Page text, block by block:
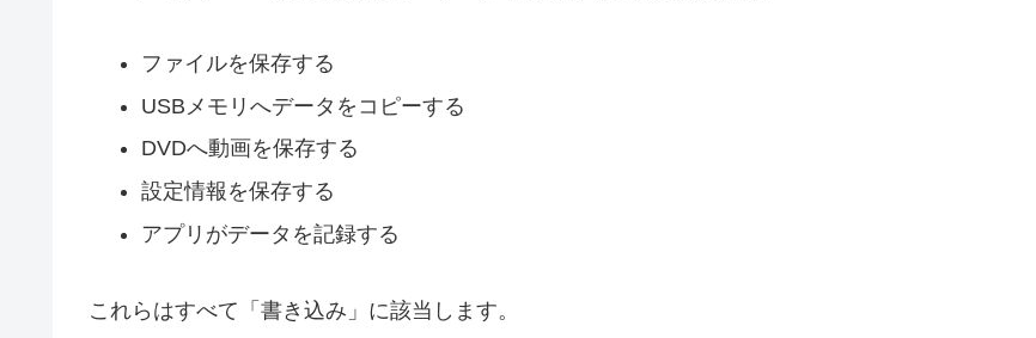
ファイルを保存する
USBメモリへデータをコピーする
DVDへ動画を保存する
設定情報を保存する
アプリがデータを記録する
これらはすべて「書き込み」に該当します。